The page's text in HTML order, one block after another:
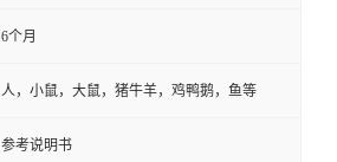
6个月
人，小鼠，大鼠，猪牛羊，鸡鸭鹅，鱼等
参考说明书